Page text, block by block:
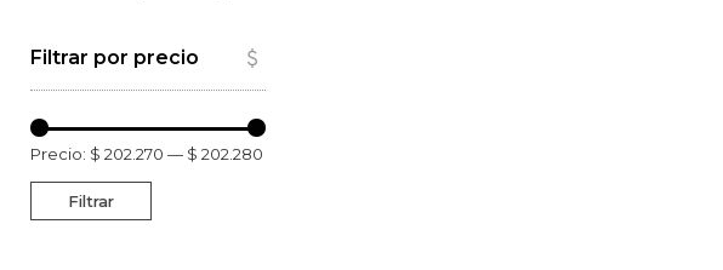
Filtrar por precio
Filtrar
Precio: $ 202.270 — $ 202.280